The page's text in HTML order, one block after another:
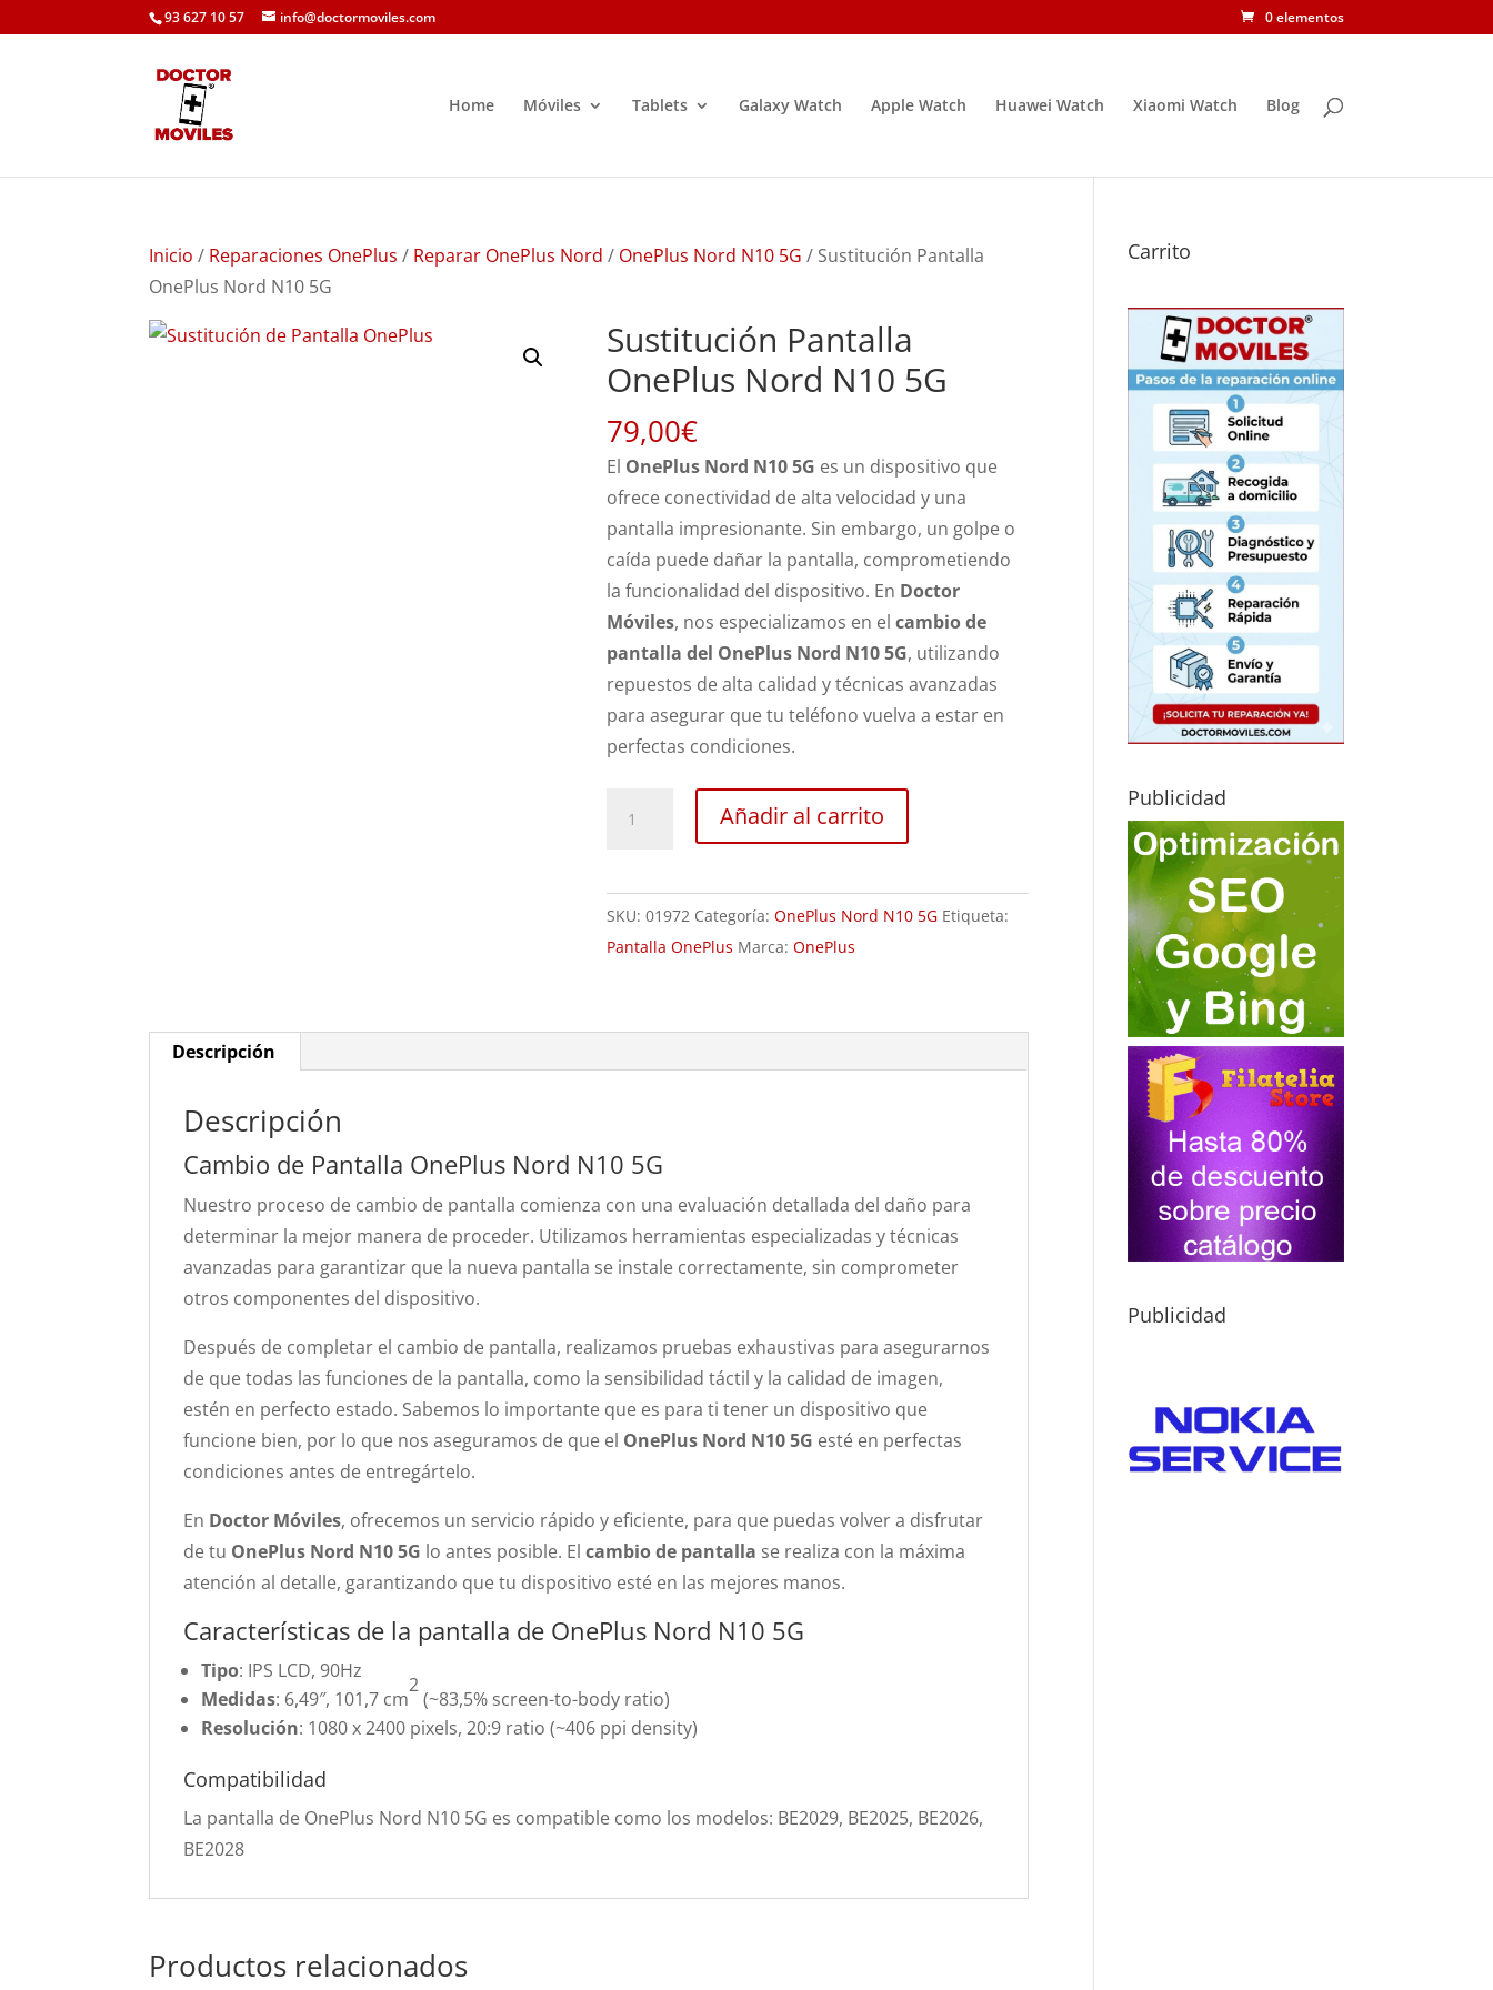
93 627 10 57 info@doctormoviles.com 0 elementos
Home Móviles Tablets Galaxy Watch Apple Watch Huawei Watch Xiaomi Watch Blog
Inicio / Reparaciones OnePlus / Reparar OnePlus Nord / OnePlus Nord N10 5G / Sustitución Pantalla
OnePlus Nord N10 5G
Sustitución Pantalla
OnePlus Nord N10 5G
79,00€
El OnePlus Nord N10 5G es un dispositivo que
ofrece conectividad de alta velocidad y una
pantalla impresionante. Sin embargo, un golpe o
caída puede dañar la pantalla, comprometiendo
la funcionalidad del dispositivo. En Doctor
Móviles, nos especializamos en elcambio de
pantalla del OnePlus Nord N10 5G, utilizando
repuestos de alta calidad y técnicas avanzadas
para asegurar que tu teléfono vuelva a estar en
perfectas condiciones.
Nord
N10
5G
Añadir al carrito
SKU:01972 Categoría:OnePlus Nord N10 5G Etiqueta:
Pantalla OnePlus Marca:OnePlus
Descripción
Descripción
Cambio de Pantalla OnePlus Nord N10 5G
Nuestro proceso de cambio de pantalla comienza con una evaluación detallada del daño para
determinar la mejor manera de proceder. Utilizamos herramientas especializadas y técnicas
avanzadas para garantizar que la nueva pantalla se instale correctamente, sin comprometer
otros componentes del dispositivo.
Después de completar el cambio de pantalla, realizamos pruebas exhaustivas para asegurarnos
de que todas las funciones de la pantalla, como la sensibilidad táctil y la calidad de imagen,
estén en perfecto estado. Sabemos lo importante que es para ti tener un dispositivo que
funcione bien, por lo que nos aseguramos de que el OnePlus Nord N10 5G esté en perfectas
condiciones antes de entregártelo.
En Doctor Móviles, ofrecemos un servicio rápido y eficiente, para que puedas volver a disfrutar
de tu OnePlus Nord N10 5G lo antes posible. Elcambio de pantalla se realiza con la máxima
atención al detalle, garantizando que tu dispositivo esté en las mejores manos.
Características de la pantalla de OnePlus Nord N10 5G
Tipo: IPS LCD, 90Hz
Medidas: 6,49″, 101,7 cm
2
(~83,5% screen-to-body ratio)
Resolución: 1080 x 2400 pixels, 20:9 ratio (~406 ppi density)
Compatibilidad
La pantalla de OnePlus Nord N10 5G es compatible como los modelos: BE2029, BE2025, BE2026,
BE2028
Productos relacionados
Carrito
Publicidad
Publicidad